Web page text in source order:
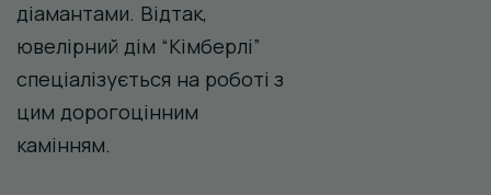
діамантами. Відтак,
ювелірний дім “Кімберлі”
спеціалізується на роботі з
цим дорогоцінним
камінням.